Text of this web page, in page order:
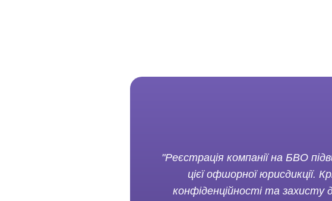
"Реєстрація компанії на БВО
цієї офшорної юрисдикції.
конфіденційності та захисту